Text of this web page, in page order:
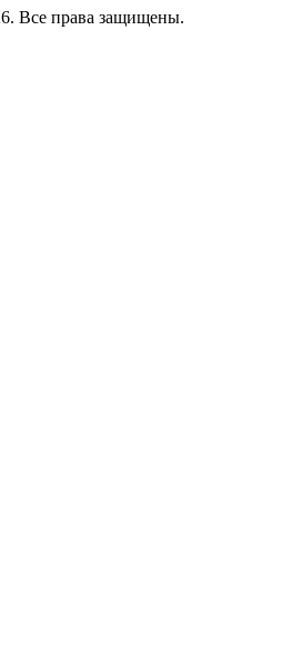
Все права защищены.